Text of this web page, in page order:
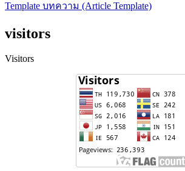
Template บทความ (Article Template)
visitors
Visitors